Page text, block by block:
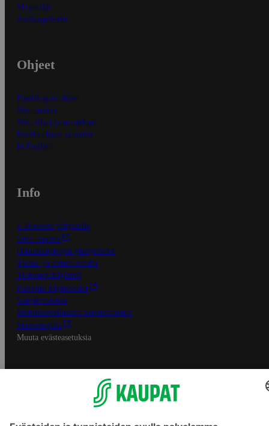
Myymälät
Asiakaspalvelu
Ohjeet
Ensitilaajan ohjeet
Näin maksat
Näin tilaat ja muokkaat
Kaikki ohjeet ja vinkit
In English
Info
S-Business yrityksille
Oiva-raportit
Osuuskauppojen yhteystiedot
Tilaus- ja toimitusehdot
Tietosuojakäytäntö
Palvelun käyttöehdot
Saavutettavuus
Mobiilisovelluksen saavutettavuus
Mainostajalle
Muuta evästeasetuksia
S-ryhmän palvelut